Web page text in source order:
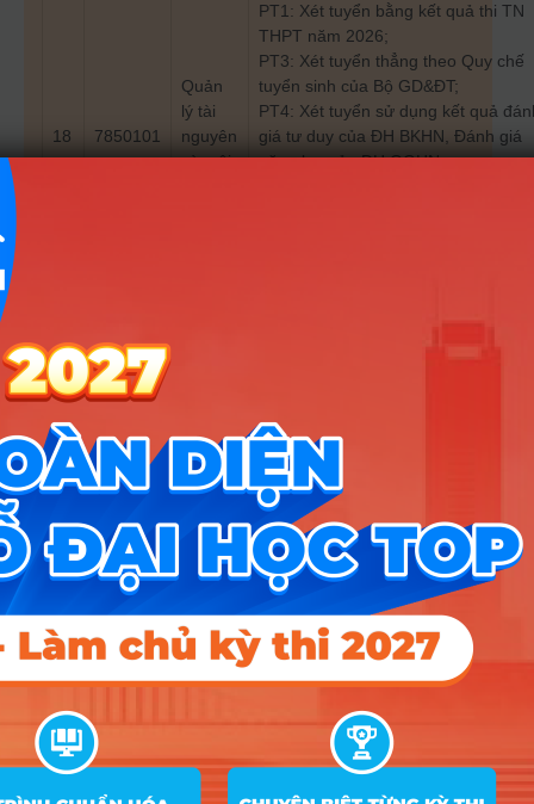
18 7850101
Quản
lý tài
nguyên
và môi
PT1: Xét tuyển bằng kết quả thi TN
THPT năm 2026;
PT3: Xét tuyển thẳng theo Quy chế
tuyển sinh của Bộ GD&ĐT;
PT4: Xét tuyển sử dụng kết quả
giá tư duy của ĐH BKHN, Đánh giá
năng lực của ĐH QGHN;
19 7340101
trị kinh
doanh
PT3: Xét tuyển thẳng theo Quy chế
giá tư duy của ĐH BKHN, Đánh giá
năng lực của ĐH QGHN;
PT5: Xét tuyển dựa vào kết quả học
tập bậc THPT (Học Bạ)
Với các tổ hợp:
20 7340301
PT1: Xét tuyển bằng kết quả thi TN
THPT năm 2026;
PT3: Xét tuyển thẳng theo Quy chế
tuyển sinh của Bộ GD&ĐT;
giá tư duy của ĐH BKHN, Đánh giá
năng lực của ĐH QGHN;
PT5: Xét tuyển dựa vào kết quả học